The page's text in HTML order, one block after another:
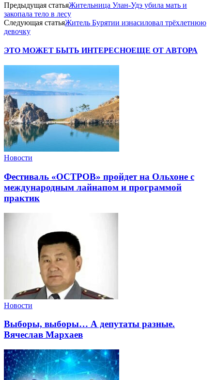
Предыдущая статьяЖительница Улан-Удэ убила мать и
закопала тело в лесу
Следующая статьяЖитель Бурятии изнасиловал трёхлетнюю
девочку
ЭТО МОЖЕТ БЫТЬ ИНТЕРЕСНОЕЩЕ ОТ АВТОРА
Новости
Фестиваль «ОСТРОВ» пройдет на Ольхоне с
международным лайнапом и программой
практик
Новости
Выборы, выборы… А депутаты разные.
Вячеслав Мархаев